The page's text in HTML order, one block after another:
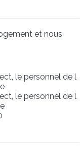
et nous
le personnel de l
le personnel de l